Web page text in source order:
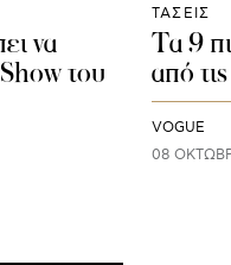
να
του
ΤΑΣΕΙΣ
Τα 9
από
VOGUE
08